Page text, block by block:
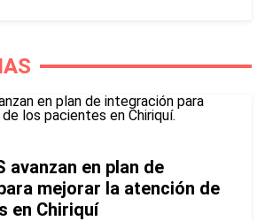
avanzan en plan de
mejorar la atención de
en Chiriquí